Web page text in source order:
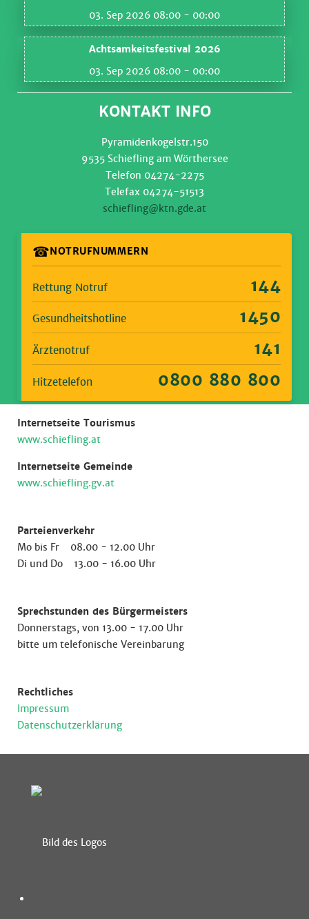
03. Sep 2026 08:00 - 00:00
Achtsamkeitsfestival 2026
03. Sep 2026 08:00 - 00:00
KONTAKT INFO
Pyramidenkogelstr.150
9535 Schiefling am Wörthersee
Telefon 04274-2275
Telefax 04274-51513
schiefling@ktn.gde.at
☎NOTRUFNUMMERN
Rettung Notruf 144
Gesundheitshotline 1450
Ärztenotruf 141
Hitzetelefon 0800 880 800
Internetseite Tourismus
www.schiefling.at
Internetseite Gemeinde
www.schiefling.gv.at
Parteienverkehr
Mo bis Fr 08.00 - 12.00 Uhr
Di und Do 13.00 - 16.00 Uhr
Sprechstunden des Bürgermeisters
Donnerstags, von 13.00 - 17.00 Uhr
bitte um telefonische Vereinbarung
Rechtliches
Impressum
Datenschutzerklärung